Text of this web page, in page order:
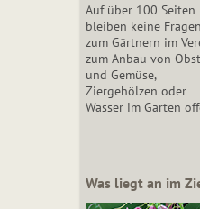
Auf über 100 Seiten
bleiben keine
zum Gärtnern im
zum Anbau von Obst
und Gemüse,
Ziergehölzen oder
Wasser im Garten
Was liegt an im